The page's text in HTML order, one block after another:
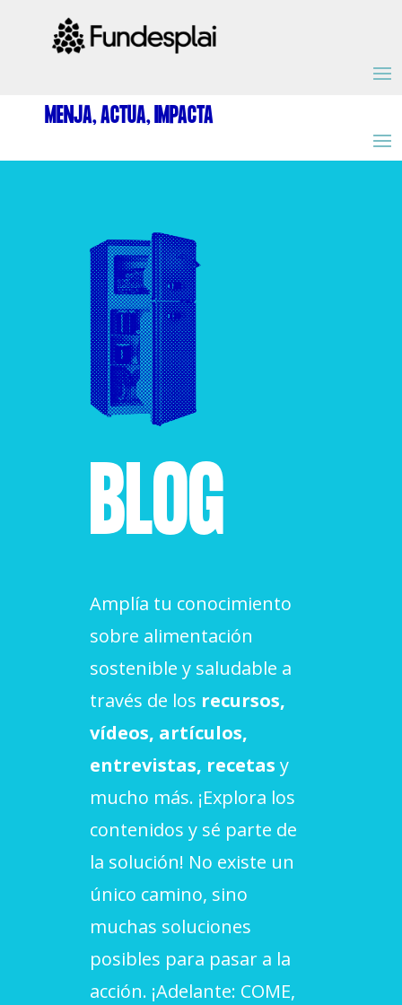
MENJA, ACTUA, IMPACTA
BLOG
Amplía tu conocimiento
sobre alimentación
sostenible y saludable a
través de los recursos,
vídeos, artículos,
entrevistas, recetas y
mucho más. ¡Explora los
contenidos y sé parte de
la solución! No existe un
único camino, sino
muchas soluciones
posibles para pasar a la
acción. ¡Adelante: COME,
ACTIVITATS D'ESTIU
MÓN ESCOLAR
ALBERG CENTRE ESPLAI
FORMACIÓ
CASES DE COLÒNIES
ACCIÓ SOCIAL I JOVES
ESPLAIS
CONEIX FUNDESPLAI
Missió i valors
Els comptes clars
Proposta educativa